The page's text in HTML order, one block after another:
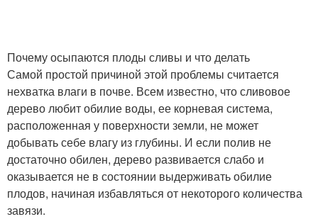
Почему осыпаются плоды сливы и что делать
Самой простой причиной этой проблемы считается
нехватка влаги в почве. Всем известно, что сливовое
дерево любит обилие воды, ее корневая система,
расположенная у поверхности земли, не может
добывать себе влагу из глубины. И если полив не
достаточно обилен, дерево развивается слабо и
оказывается не в состоянии выдерживать обилие
плодов, начиная избавляться от некоторого количества
завязи.